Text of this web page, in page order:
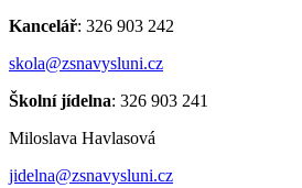
Kancelář: 326 903 242
skola@zsnavysluni.cz
Školní jídelna: 326 903 241
Miloslava Havlasová
jidelna@zsnavysluni.cz